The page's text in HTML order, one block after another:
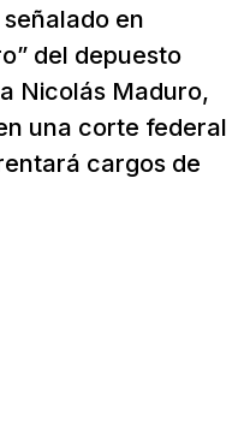
en
del depuesto
Nicolás Maduro,
una corte federal
cargos de